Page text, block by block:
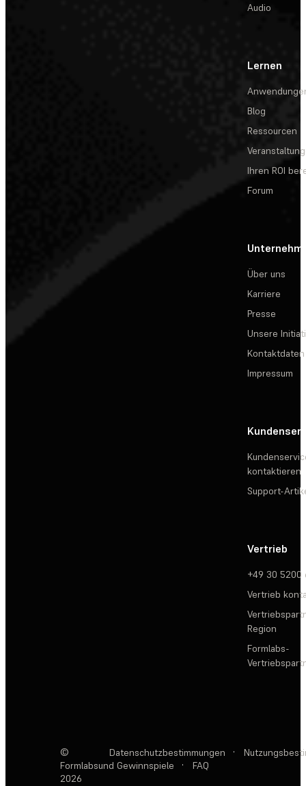
Audio
Lernen
Blog
Ressourcen
Ihren ROI
Forum
Über uns
Karriere
Presse
Unsere
Kontaktdaten
Impressum
kontaktieren
Support-
Vertrieb
+49 30 5200
Vertrieb
Region
Formlabs-
©
Formlabs
2026
Datenschutzbestimmungen ·
und Gewinnspiele
· FAQ